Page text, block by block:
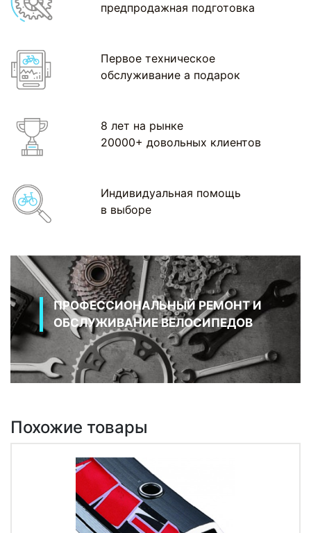
предпродажная подготовка
Первое техническое
обслуживание а подарок
8 лет на рынке
20000+ довольных клиентов
Индивидуальная помощь
в выборе
ПРОФЕССИОНАЛЬНЫЙ РЕМОНТ И
ОБСЛУЖИВАНИЕ ВЕЛОСИПЕДОВ
Похожие товары